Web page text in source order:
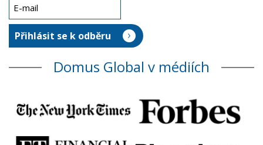
Domus Global v médiích